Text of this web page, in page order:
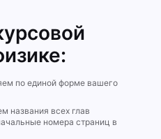
по единой форме вашего
названия всех глав
номера страниц в